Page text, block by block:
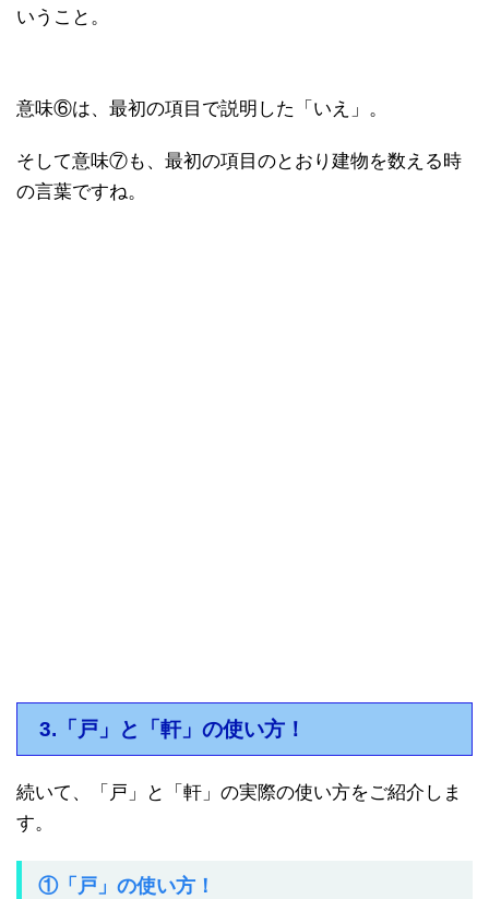
いうこと。
意味⑥は、最初の項目で説明した「いえ」。
そして意味⑦も、最初の項目のとおり建物を数える時
の言葉ですね。
3.「戸」と「軒」の使い方！
続いて、「戸」と「軒」の実際の使い方をご紹介しま
す。
①「戸」の使い方！